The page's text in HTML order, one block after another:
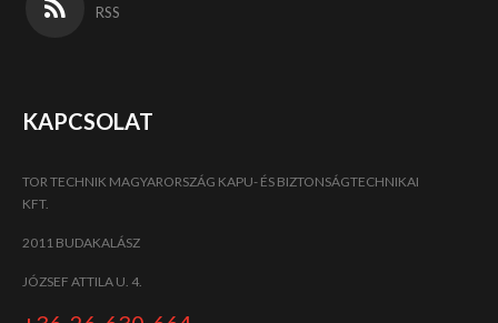
RSS
KAPCSOLAT
TOR TECHNIK MAGYARORSZÁG KAPU- ÉS BIZTONSÁGTECHNIKAI
KFT.
2011 BUDAKALÁSZ
JÓZSEF ATTILA U. 4.